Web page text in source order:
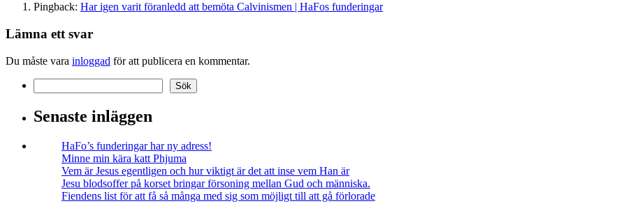
Pingback: Har igen varit föranledd att bemöta Calvinismen | HaFos funderingar
Lämna ett svar
Du måste vara inloggad för att publicera en kommentar.
Sök
Senaste inläggen
HaFo’s funderingar har ny adress!
Minne min kära katt Phjuma
Vem är Jesus egentligen och hur viktigt är det att inse vem Han är
Jesu blodsoffer på korset bringar försoning mellan Gud och människa.
Fiendens list för att få så många med sig som möjligt till att gå förlorade